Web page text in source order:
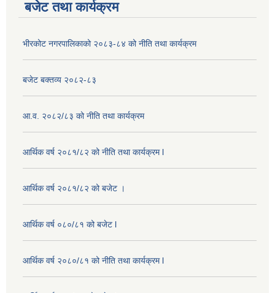
बजेट तथा कार्यक्रम
भीरकोट नगरपालिकाको २०८३-८४ को नीति तथा कार्यक्रम
बजेट बक्तव्य २०८२-८३
आ.व. २०८२/८३ को नीति तथा कार्यक्रम
आर्थिक वर्ष २०८१/८२ को नीति तथा कार्यक्रम l
आर्थिक वर्ष २०८१/८२ को बजेट ।
आर्थिक वर्ष ०८०/८१ को बजेट l
आर्थिक वर्ष २०८०/८१ को नीति तथा कार्यक्रम l